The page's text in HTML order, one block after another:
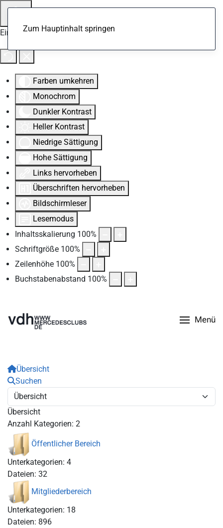
Eingabehilfen öffnen
Farben umkehren
Monochrom
Dunkler Kontrast
Heller Kontrast
Niedrige Sättigung
Hohe Sättigung
Links hervorheben
Überschriften hervorheben
Bildschirmleser
Lesemodus
Inhaltsskalierung 100%
Schriftgröße 100%
Zeilenhöhe 100%
Buchstabenabstand 100%
Zum Hauptinhalt springen
Menü
Übersicht
Suchen
Übersicht
Anzahl Kategorien: 2
Öffentlicher Bereich
Unterkategorien: 4
Dateien: 32
Mitgliederbereich
Unterkategorien: 18
Dateien: 896